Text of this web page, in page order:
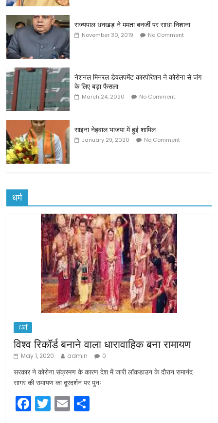
राज्यपाल धनखड़ ने ममता बनर्जी पर साधा निशाना
November 30, 2019 No Comment
नेशनल मिनरल डेवलपमेंट कारपोरेशन ने कोरोना से जंग
के लिए बड़ा फैसला
March 24, 2020 No Comment
साइना नेहवाल भाजपा में हुई शामिल
January 29, 2020 No Comment
धर्म
धर्म
विश्व रिकॉर्ड बनाने वाला धारावाहिक बना रामायण
May 1, 2020 admin 0
सरकार ने कोरोना संक्रमण के कारण देश में जारी लॉकडाउन के दौरान रामानंद
सागर की रामायण का दूरदर्शन पर पुनः
F T E